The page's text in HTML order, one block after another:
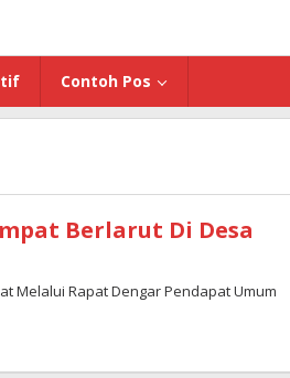
Contoh Pos
Berlarut Di Desa
Melalui Rapat Dengar Pendapat Umum